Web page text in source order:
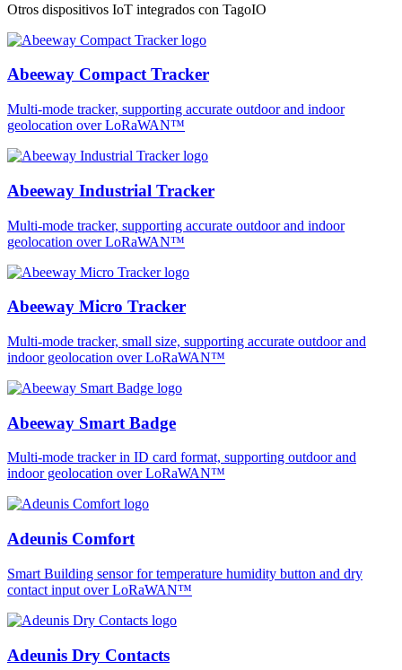
Otros dispositivos IoT integrados con TagoIO
Abeeway Compact Tracker
Multi-mode tracker, supporting accurate outdoor and indoor
geolocation over LoRaWAN™
Abeeway Industrial Tracker
Multi-mode tracker, supporting accurate outdoor and indoor
geolocation over LoRaWAN™
Abeeway Micro Tracker
Multi-mode tracker, small size, supporting accurate outdoor and
indoor geolocation over LoRaWAN™
Abeeway Smart Badge
Multi-mode tracker in ID card format, supporting outdoor and
indoor geolocation over LoRaWAN™
Adeunis Comfort
Smart Building sensor for temperature humidity button and dry
contact input over LoRaWAN™
Adeunis Dry Contacts